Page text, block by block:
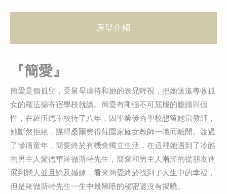
房型介紹
『簡愛』
簡愛是個孤兒，受舅母虐待和她的表兄輕視，把她送進專收孤
女的羅伍德寄宿學校就讀。簡愛有剛強不可屈服的膽識與個
性，在羅伍德學校待了八年，因學業優秀學校想留她當教師，
她斷然拒絕，謀得桑爾費得莊園家庭女教師一職而離開。渡過
了慘痛童年，簡愛終於有機會獨立生活，在這裡她遇到了冷酷
的男主人愛德華羅徹斯特先生，簡愛和男主人漸漸的從朋友進
展到戀人並且論及婚嫁，看來簡愛終於找到了人生中的幸福，
但是羅徹斯特先生一生中最黑暗的秘密還沒有揭曉。